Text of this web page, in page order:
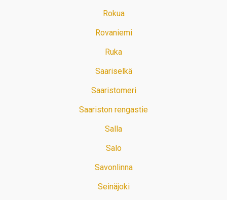
Rokua
Rovaniemi
Ruka
Saariselkä
Saaristomeri
Saariston rengastie
Salla
Salo
Savonlinna
Seinäjoki